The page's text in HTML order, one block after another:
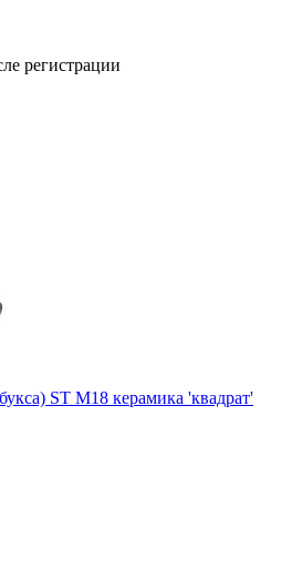
регистрации
ST М18 керамика 'квадрат'